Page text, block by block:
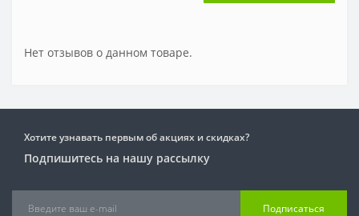
Нет отзывов о данном товаре.
Хотите узнавать первым об акциях и скидках?
Подпишитесь на нашу рассылку
Подписаться